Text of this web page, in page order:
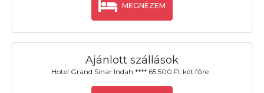
MEGNÉZEM
Ajánlott szállások
Hotel Grand Sinar Indah **** 65.500 Ft két főre